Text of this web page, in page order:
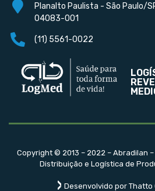
Planalto Paulista - São Paulo/
04083-001
(11) 5561-0022
Copyright © 2013 – 2022 – Abradilan
Distribuição e Logística de
Desenvolvido por Thatto